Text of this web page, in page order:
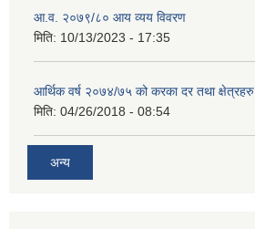
आ.व. २०७९/८० आय व्यय विवरण
मिति: 10/13/2023 - 17:35
आर्थिक वर्ष २०७४/७५ को करका दर तथा क्षेत्रहरु
मिति: 04/26/2018 - 08:54
अन्य